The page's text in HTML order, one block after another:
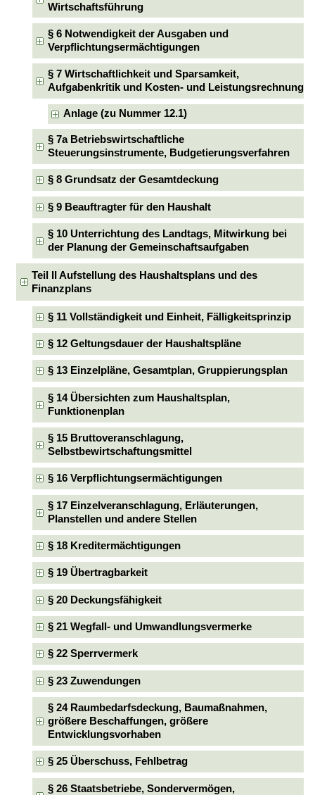
Wirtschaftsführung
§ 6 Notwendigkeit der Ausgaben und
Verpflichtungsermächtigungen
§ 7 Wirtschaftlichkeit und Sparsamkeit,
Aufgabenkritik und Kosten- und Leistungsrechnung
Anlage (zu Nummer 12.1)
§ 7a Betriebswirtschaftliche
Steuerungsinstrumente, Budgetierungsverfahren
§ 8 Grundsatz der Gesamtdeckung
§ 9 Beauftragter für den Haushalt
§ 10 Unterrichtung des Landtags, Mitwirkung bei
der Planung der Gemeinschaftsaufgaben
Teil II Aufstellung des Haushaltsplans und des
Finanzplans
§ 11 Vollständigkeit und Einheit, Fälligkeitsprinzip
§ 12 Geltungsdauer der Haushaltspläne
§ 13 Einzelpläne, Gesamtplan, Gruppierungsplan
§ 14 Übersichten zum Haushaltsplan,
Funktionenplan
§ 15 Bruttoveranschlagung,
Selbstbewirtschaftungsmittel
§ 16 Verpflichtungsermächtigungen
§ 17 Einzelveranschlagung, Erläuterungen,
Planstellen und andere Stellen
§ 18 Kreditermächtigungen
§ 19 Übertragbarkeit
§ 20 Deckungsfähigkeit
§ 21 Wegfall- und Umwandlungsvermerke
§ 22 Sperrvermerk
§ 23 Zuwendungen
§ 24 Raumbedarfsdeckung, Baumaßnahmen,
größere Beschaffungen, größere
Entwicklungsvorhaben
§ 25 Überschuss, Fehlbetrag
§ 26 Staatsbetriebe, Sondervermögen,